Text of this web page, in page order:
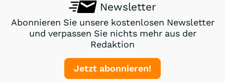
Newsletter
Abonnieren Sie unsere kostenlosen Newsletter
und verpassen Sie nichts mehr aus der
Redaktion
Jetzt abonnieren!